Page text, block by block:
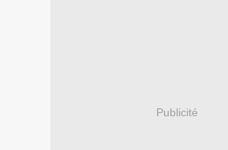
Publicité